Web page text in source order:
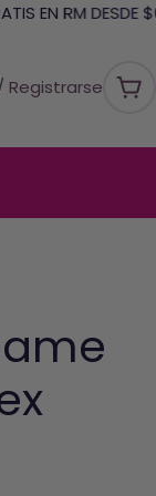
EN RM DESDE
Registrarse